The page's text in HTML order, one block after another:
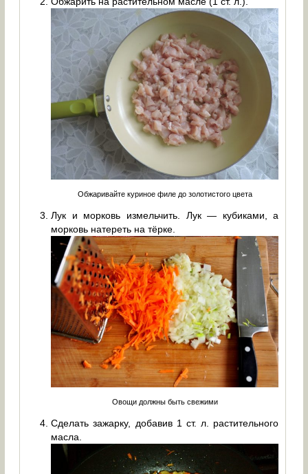
Обжаривайте куриное филе до золотистого цвета
Лук и морковь измельчить. Лук — кубиками, а
морковь натереть на тёрке.
Овощи должны быть свежими
Сделать зажарку, добавив 1 ст. л. растительного
масла.